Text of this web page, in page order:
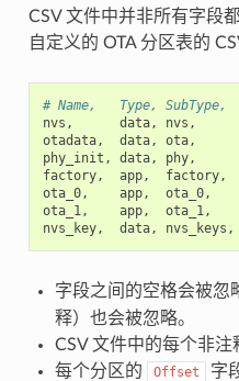
CSV 文件中并非所有字段
自定义的 OTA 分区表的
# Name,   Type,
nvs , data, nvs ,
otadata, data, ota,
phy_init , data, phy,
factory, app, factory,
ota_0, app, ota_0,
ota_1, app, ota_1,
nvs_key, data, nvs_keys ,
字段之间的空格会被忽
释）也会被忽略。
CSV 文件中的每个非注
每个分区的
Offset 字